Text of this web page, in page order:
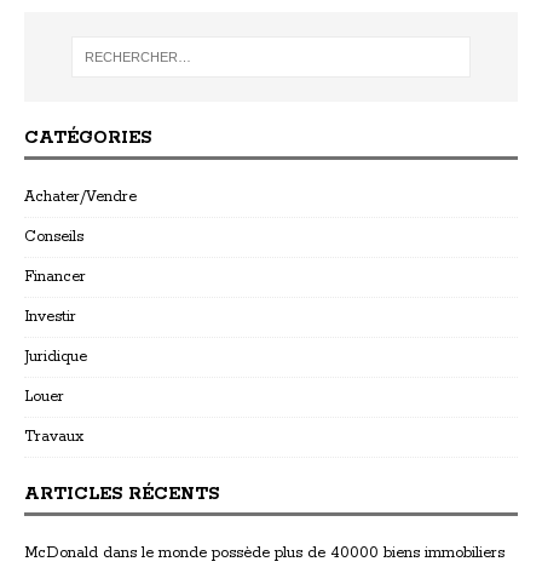
CATÉGORIES
Achater/Vendre
Conseils
Financer
Investir
Juridique
Louer
Travaux
ARTICLES RÉCENTS
McDonald dans le monde possède plus de 40000 biens immobiliers